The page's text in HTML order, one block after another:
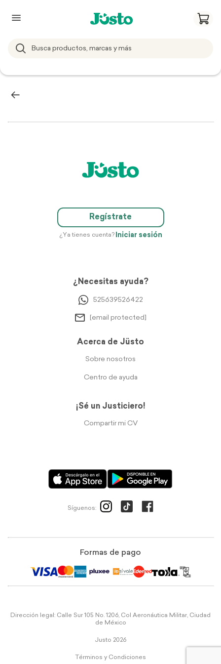
Regístrate
¿Ya tienes cuenta? Iniciar sesión
¿Necesitas ayuda?
525639526422
[email protected]
Acerca de Jüsto
Sobre nosotros
Centro de ayuda
¡Sé un Justiciero!
Compartir mi CV
Síguenos:
Formas de pago
Dirección legal: Calle Sur 105 No. 1206, Col Aeronáutica Militar, Ciudad
de México
Justo 2026
Términos y Condiciones